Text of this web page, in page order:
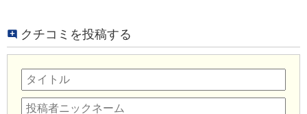
クチコミを投稿する